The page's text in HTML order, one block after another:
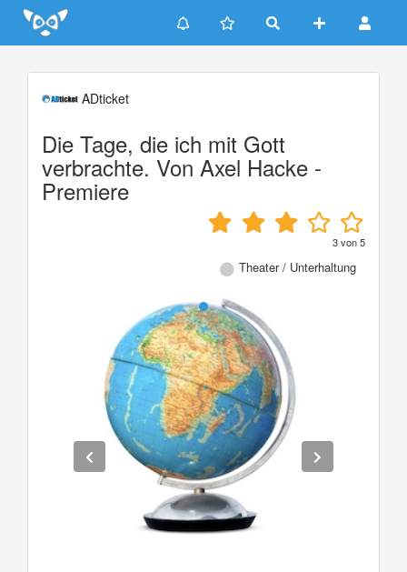
Update cookies preferences
ADticket
Die Tage, die ich mit Gott
verbrachte. Von Axel Hacke -
Premiere
3von5
Theater / Unterhaltung